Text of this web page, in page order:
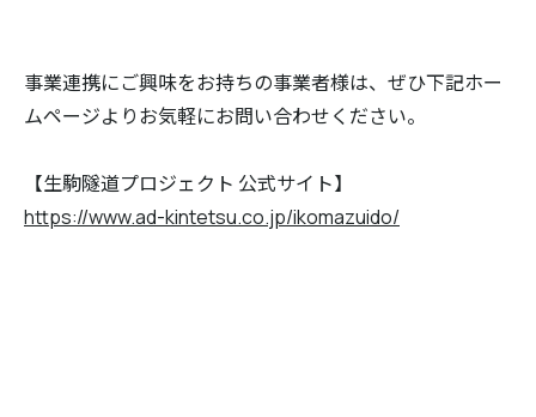
事業連携にご興味をお持ちの事業者様は、ぜひ下記ホー
ムページよりお気軽にお問い合わせください。
【生駒隧道プロジェクト 公式サイト】
https://www.ad-kintetsu.co.jp/ikomazuido/